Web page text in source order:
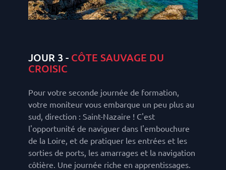
JOUR 3 - CÔTE SAUVAGE DU
CROISIC
Pour votre seconde journée de formation,
votre moniteur vous embarque un peu plus au
sud, direction : Saint-Nazaire ! C'est
l'opportunité de naviguer dans l'embouchure
de la Loire, et de pratiquer les entrées et les
sorties de ports, les amarrages et la navigation
côtière. Une journée riche en apprentissages.